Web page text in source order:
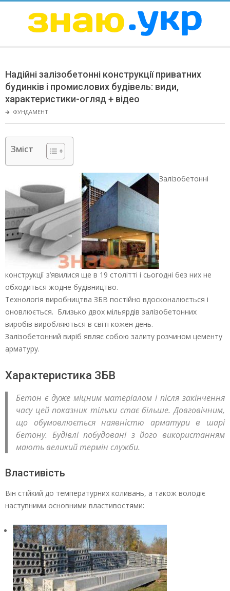
ЗНАЮ
Menu
Надійні залізобетонні конструкції приватних
будинків і промислових будівель: види,
характеристики-огляд + відео
🡲 ФУНДАМЕНТ
Зміст
Залізобетонні
конструкції з’явилися ще в 19 столітті і сьогодні без них не
обходиться жодне будівництво.
Технологія виробництва ЗБВ постійно вдосконалюється і
оновлюється. Близько двох мільярдів залізобетонних
виробів виробляються в світі кожен день.
Залізобетонний виріб являє собою залиту розчином цементу
арматуру.
Характеристика ЗБВ
Бетон є дуже міцним матеріалом і після закінчення
часу цей показник тільки стає більше. Довговічним,
що обумовлюється наявністю арматури в шарі
бетону. Будівлі побудовані з його використанням
мають великий термін служби.
Властивість
Він стійкий до температурних коливань, а також володіє
наступними основними властивостями: